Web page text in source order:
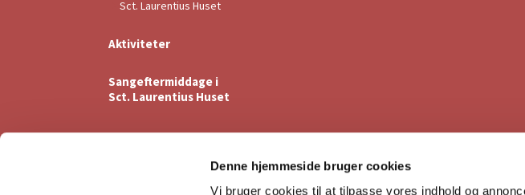
Denne hjemmeside bruger cookies
Vi bruger cookies til at tilpasse vores indhold og
Sct. Laurentius Huset
Aktiviteter
Sangeftermiddage i
Sct. Laurentius Huset